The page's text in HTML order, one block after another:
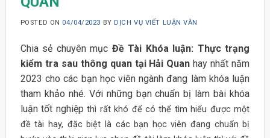
POSTED ON 04/04/2023 BY DỊCH VỤ VIẾT LUẬN VĂN
Chia sẻ chuyên mục Đề Tài Khóa luận: Thực trạng
kiểm tra sau thông quan tại Hải Quanhay nhất năm
2023 cho các bạn học viên ngành đang làm khóa luận
tham khảo nhé. Với những bạn chuẩn bị làm bài khóa
luận tốt nghiệp thì rất khó để có thể tìm hiểu được một
đề tài hay, đặc biệt là các bạn học viên đang chuẩn bị